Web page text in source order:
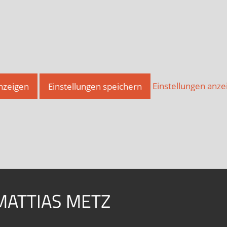
Einstellungen speichern Einstellungen
METZ